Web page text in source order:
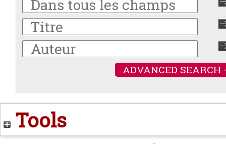
ADVANCED SEARCH
Tools